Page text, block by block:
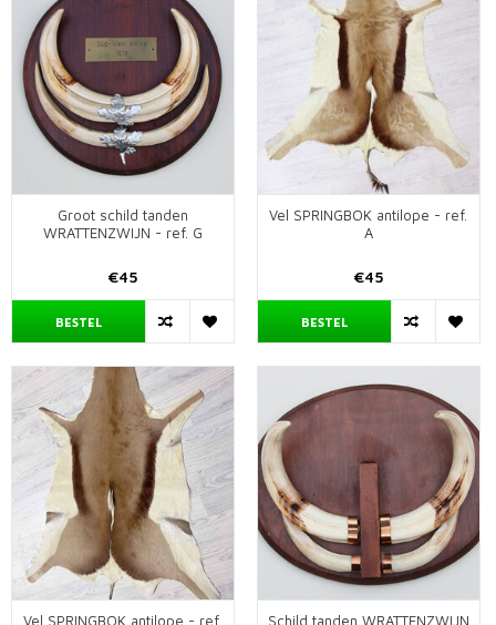
Groot schild tanden
WRATTENZWIJN - ref. G
€45
BESTEL
Vel SPRINGBOK antilope - ref.
A
€45
BESTEL
Vel SPRINGBOK antilope - ref.
Schild tanden WRATTENZWIJN